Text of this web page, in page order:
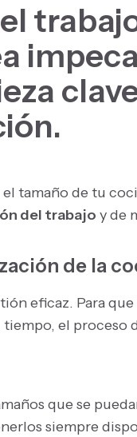
.
tamaño de tu
del trabajo y de
de la
eficaz. Para
el proceso
que se
siempre